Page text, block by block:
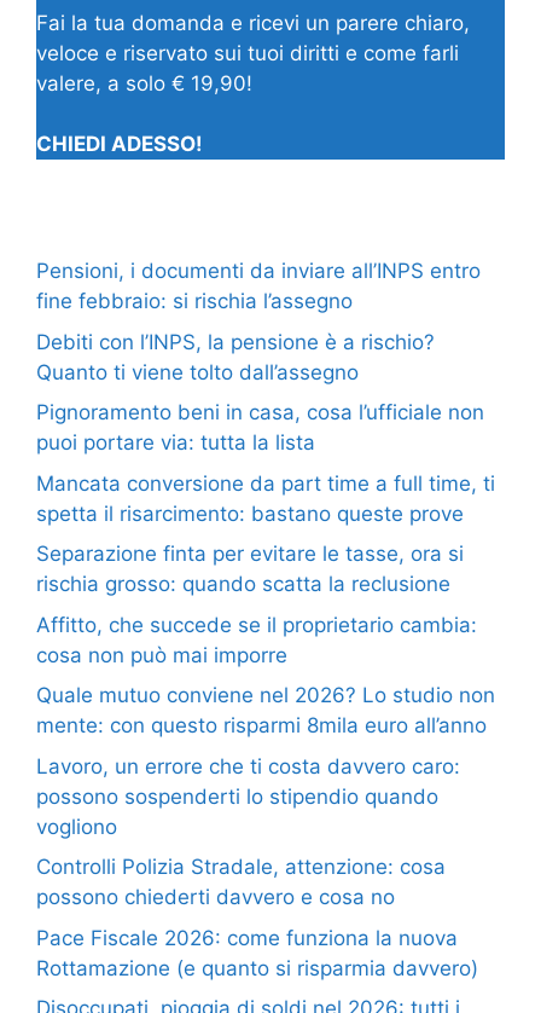
Fai la tua domanda e ricevi un parere chiaro,
veloce e riservato sui tuoi diritti e come farli
valere, a solo € 19,90!
CHIEDI ADESSO!
Pensioni, i documenti da inviare all’INPS entro
fine febbraio: si rischia l’assegno
Debiti con l’INPS, la pensione è a rischio?
Quanto ti viene tolto dall’assegno
Pignoramento beni in casa, cosa l’ufficiale non
puoi portare via: tutta la lista
Mancata conversione da part time a full time, ti
spetta il risarcimento: bastano queste prove
Separazione finta per evitare le tasse, ora si
rischia grosso: quando scatta la reclusione
Affitto, che succede se il proprietario cambia:
cosa non può mai imporre
Quale mutuo conviene nel 2026? Lo studio non
mente: con questo risparmi 8mila euro all’anno
Lavoro, un errore che ti costa davvero caro:
possono sospenderti lo stipendio quando
vogliono
Controlli Polizia Stradale, attenzione: cosa
possono chiederti davvero e cosa no
Pace Fiscale 2026: come funziona la nuova
Rottamazione (e quanto si risparmia davvero)